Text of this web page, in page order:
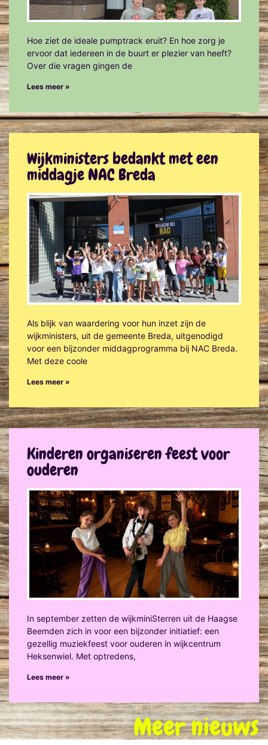
Hoe ziet de ideale pumptrack eruit? En hoe zorg je
ervoor dat iedereen in de buurt er plezier van heeft?
Over die vragen gingen de
Lees meer »
Wijkministers bedankt met een
middagje NAC Breda
Als blijk van waardering voor hun inzet zijn de
wijkministers, uit de gemeente Breda, uitgenodigd
voor een bijzonder middagprogramma bij NAC Breda.
Met deze coole
Lees meer »
Kinderen organiseren feest voor
ouderen
In september zetten de wijkminiSterren uit de Haagse
Beemden zich in voor een bijzonder initiatief: een
gezellig muziekfeest voor ouderen in wijkcentrum
Heksenwiel. Met optredens,
Lees meer »
Meer nieuws